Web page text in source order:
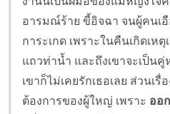
อารมณ์ร้าย ขี้อิจฉา จนผู้คนเ
การะเกด เพราะในคืนเกิดเหตุ
แถวท่าน้ำ และถึงเขาจะเป็น
เขาก็ไม่เคยรักเธอเลย ส่วนเ
ต้องการของผู้ใหญ่ เพราะ ออ